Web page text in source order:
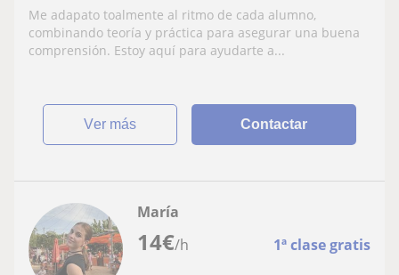
Me adapato toalmente al ritmo de cada alumno,
combinando teoría y práctica para asegurar una buena
comprensión. Estoy aquí para ayudarte a...
ver más Contactar
14€/h 1ª clase gratis
María